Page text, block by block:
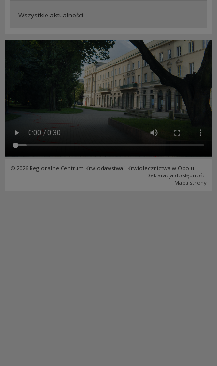
Wszystkie aktualności
© 2026 Regionalne Centrum Krwiodawstwa i Krwiolecznictwa w Opolu
Deklaracja dostępności
Mapa strony